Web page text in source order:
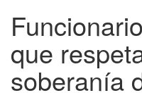
que
soberanía